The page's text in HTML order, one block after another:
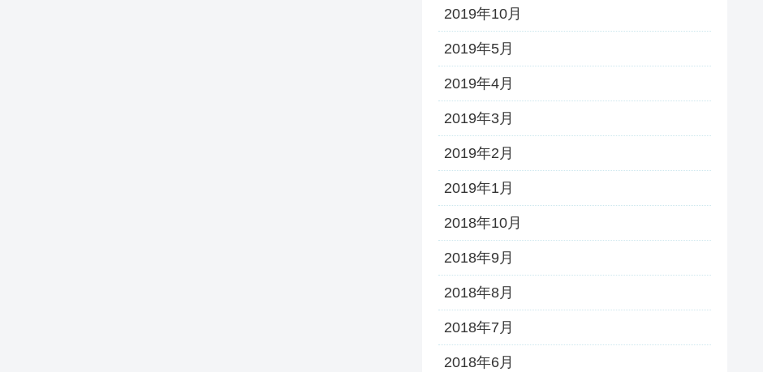
2019年10月
2019年5月
2019年4月
2019年3月
2019年2月
2019年1月
2018年10月
2018年9月
2018年8月
2018年7月
2018年6月